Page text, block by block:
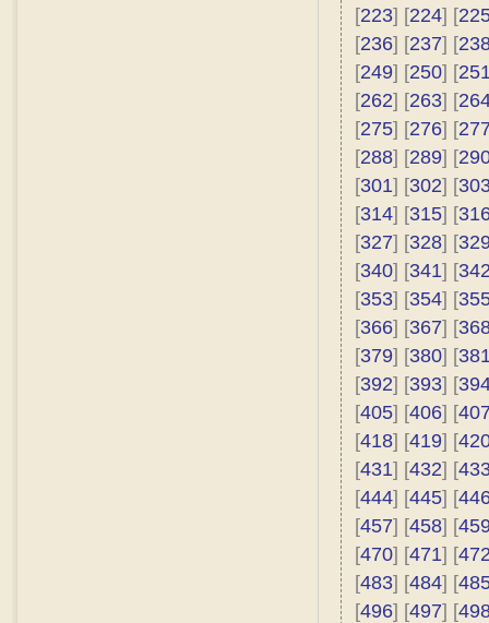
[223] [224] [
[236] [237] [
[249] [250] [
[262] [263] [
[275] [276] [
[288] [289] [
[301] [302] [
[314] [315] [
[327] [328] [
[340] [341] [
[353] [354] [
[366] [367] [
[379] [380] [
[392] [393] [
[405] [406] [
[418] [419] [
[431] [432] [
[444] [445] [
[457] [458] [
[470] [471] [
[483] [484] [
[496] [497] [